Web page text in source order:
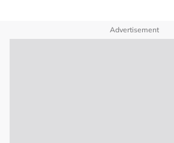
Advertisement